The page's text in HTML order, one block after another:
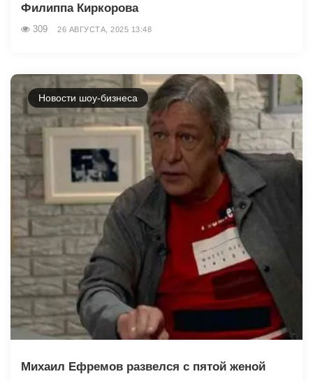
Филиппа Киркорова
309 26 АВГУСТА, 2025 13:48
Новости шоу-бизнеса
Михаил Ефремов развелся с пятой женой